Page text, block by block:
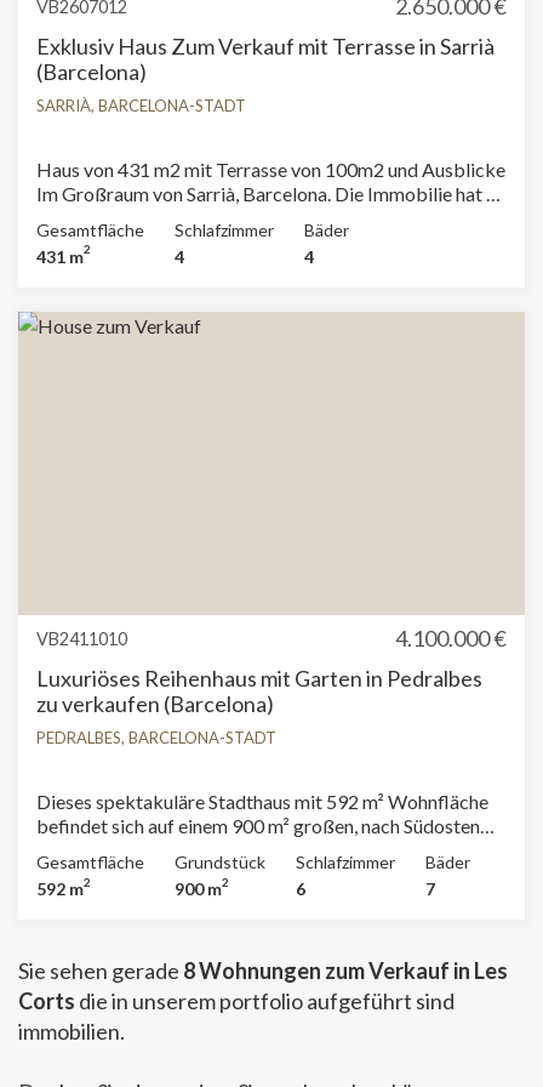
VB2607012
2.650.000 €
Exklusiv Haus Zum Verkauf mit Terrasse in Sarrià
(Barcelona)
SARRIÀ, BARCELONA-STADT
Haus von 431 m2 mit Terrasse von 100m2 und Ausblicke
Im Großraum von Sarrià, Barcelona. Die Immobilie hat 4
Einbauschränke, Waschküche, Balkon, Heizung und
Abstellraum.
Gesamtfläche
431 m2
Schlafzimmer
4
Bäder
4
VB2411010
4.100.000 €
Luxuriöses Reihenhaus mit Garten in Pedralbes
zu verkaufen (Barcelona)
PEDRALBES, BARCELONA-STADT
Dieses spektakuläre Stadthaus mit 592 m² Wohnfläche
befindet sich auf einem 900 m² großen, nach Südosten
bewachten Wohnanlage im oberen Teil Barcelonas. Der
Wohnbereich umfasst ein elegantes Wohnzimmer mit
ein separates Esszimmer mit Personalzugang, ein Gäste-
WC, eine geräumige Wohnküche mit Zugang zu einem
Innenhof, ein weiteres Wohnzimmer und einen
Hauswirtschaftsraum mit Badezimmer. Der
Gesamtfläche
592 m2
Grundstück
900 m2
Schlafzimmer
6
Bäder
7
Sie sehen gerade 8 Wohnungen zum Verkauf in Les
Corts die in unserem portfolio aufgeführt sind
immobilien.